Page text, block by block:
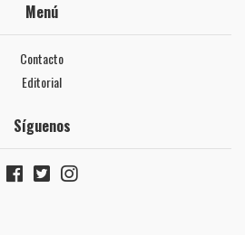
Menú
Contacto
Editorial
Síguenos